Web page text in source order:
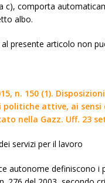
c), comporta
albo.
al presente articolo non
n. 150 (1).
politiche attive, ai
nella Gazz. Uff. 23
servizi per il lavoro
autonome definiscono